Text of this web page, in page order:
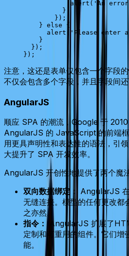
            alert
( 'An
          }
        });
    }
else {
      alert
'Please enter
    }
  });
});
注意，这还是表单仅包含一个字段
不仅会包含多个字段，并且字段间还
AngularJS
顺应 SPA 的潮流，Google 于
AngularJS 的 JavaScript 的前端
用更具声明性和表达性的语法，引
大提升了 SPA 开发效率。
AngularJS 开创性地提供了两个魔
双向数据绑定： AngularJS
无缝连接。模型的任何更改都
之亦然。
指令：AngularJS 扩展了
定制和可重用的组件。它们增
能。